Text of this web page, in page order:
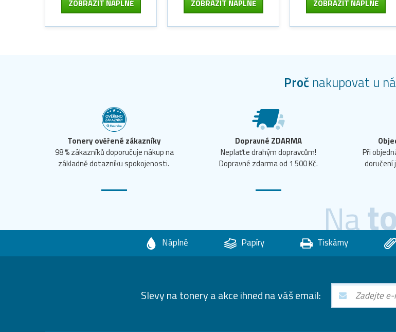
ZOBRAZIT NÁPLNĚ ZOBRAZIT NÁPLNĚ ZOBRAZIT NÁPLNĚ
Proč nakupovat u
Tonery ověřené zákazníky
98 % zákazníků doporučuje nákup na
základně dotazníku spokojenosti.
Dopravné ZDARMA
Neplaťte drahým dopravcům!
Dopravné zdarma od 1 500 Kč.
Při
doručení
Na
Náplně Papíry Tiskárny
Slevy na tonery a akce ihned na váš email: